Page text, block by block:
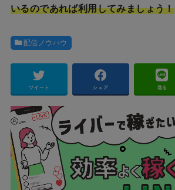
いるのであれば利用してみましょう！
配信ノウハウ
ツイート シェア 送る